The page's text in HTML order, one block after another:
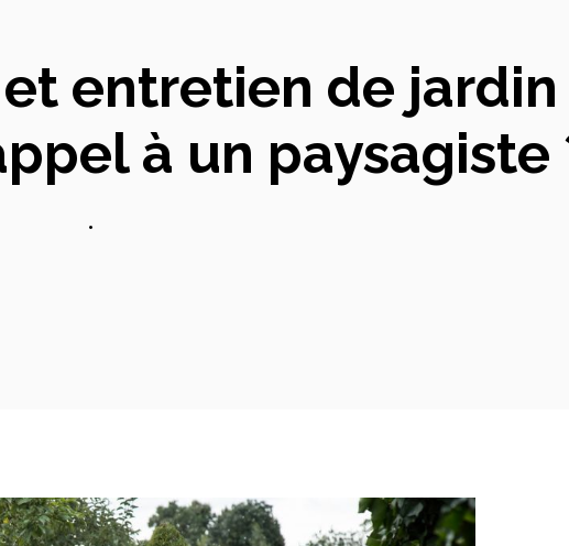
entretien de jardin
à un paysagiste
•